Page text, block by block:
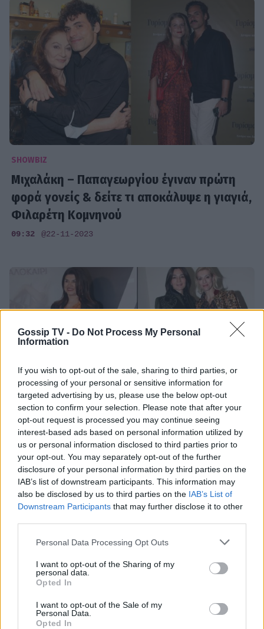
Gossip TV - Do Not Process My Personal
Information
If you wish to opt-out of the sale, sharing to third parties, or
processing of your personal or sensitive information for
targeted advertising by us, please use the below opt-out
section to confirm your selection. Please note that after your
opt-out request is processed you may continue seeing
interest-based ads based on personal information utilized by
us or personal information disclosed to third parties prior to
your opt-out. You may separately opt-out of the further
disclosure of your personal information by third parties on the
IAB’s list of downstream participants. This information may
also be disclosed by us to third parties on the IAB’s List of
Downstream Participants that may further disclose it to other
Personal Data Processing Opt Outs
I want to opt-out of the Sharing of my
personal data.
Opted In
I want to opt-out of the Sale of my
Personal Data.
Opted In
SHOWBIZ
Μιχαλάκη – Παπαγεωργίου έγιναν πρώτη
φορά γονείς & δείτε τι αποκάλυψε η γιαγιά,
Φιλαρέτη Κομνηνού
09:32 @22-11-2023
GOSSIP CAM
H σικ Μαρία Ναυπλιώτου, η σπάνια
εμφάνιση της Άννας Κουρή και τα
ερωτευμένα ζευγάρια, σε πρεμιέρα!
21:54 @21-11-2023